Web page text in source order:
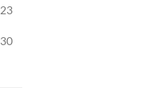
23
30